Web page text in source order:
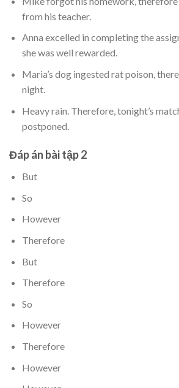
from his teacher.
Anna excelled in completing the
she was well rewarded.
Maria’s dog ingested rat poison,
night.
Heavy rain. Therefore, tonight’s
postponed.
Đáp án bài tập 2
But
So
However
Therefore
But
Therefore
So
However
Therefore
However